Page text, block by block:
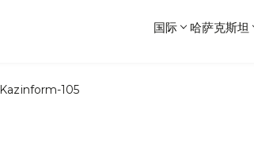
国际 哈萨克斯坦
Kazinform-105